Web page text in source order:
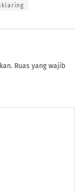
Ruas yang wajib